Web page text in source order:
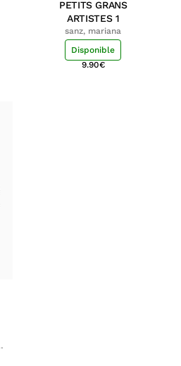
PETITS GRANS
ARTISTES 1
sanz, mariana
Disponible
9.90€